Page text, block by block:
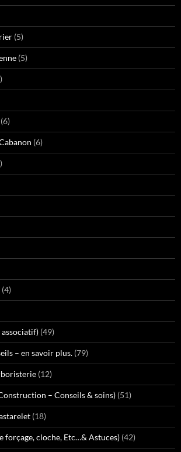
(5)
(5)
(6)
(6)
(4)
(49)
– en savoir plus. (79)
(12)
– Conseils & soins) (51)
(18)
forçage, cloche, Etc…& Astuces) (42)